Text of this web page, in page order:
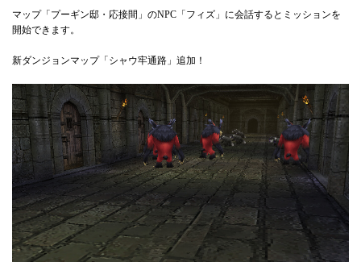
マップ「プーギン邸・応接間」のNPC「フィズ」に会話するとミッションを
開始できます。
新ダンジョンマップ「シャウ牢通路」追加！